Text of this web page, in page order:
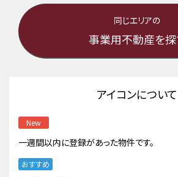
同じエリアの
事業用不動産を探
アイコンについて
New
一週間以内に登録があった物件です。
おすすめ